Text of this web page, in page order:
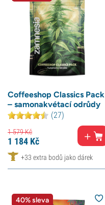
Coffeeshop Classics Pack
– samonakvétací odrůdy
(27)
1 579Kč
1 184 Kč
+33 extra bodů jako dárek
40% sleva